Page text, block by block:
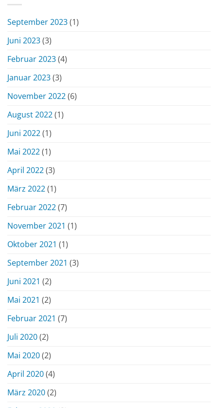
September 2023(1)
Juni 2023(3)
Februar 2023(4)
Januar 2023(3)
November 2022(6)
August 2022(1)
Juni 2022(1)
Mai 2022(1)
April 2022(3)
März 2022(1)
Februar 2022(7)
November 2021 (1)
Oktober 2021 (1)
September 2021 (3)
Juni 2021 (2)
Mai 2021 (2)
Februar 2021 (7)
Juli 2020(2)
Mai 2020(2)
April 2020(4)
März 2020(2)